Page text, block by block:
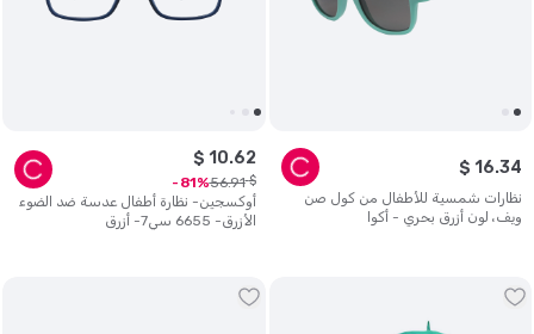
نظارات شمسية للأطفال من كول صن
ويف، لون أزرق بحري - أكوا
$ 16.34
أوكسجين- نظارة أطفال عدسة ضد الضوء
الأزرق- 6655 سي7- أزرق
$ 10.62
$
56.91
81